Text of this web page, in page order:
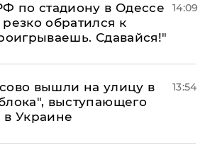
по стадиону в Одессе
обратился к
Сдавайся!"
14:09
вышли на улицу в
выступающего
Украине
13:54